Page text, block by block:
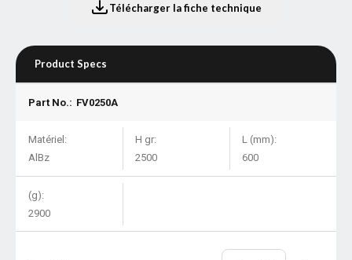
Télécharger la fiche technique
Product Specs
Part No.: FV0250A
Matériel:
AlBz
H gr:
2500
L (mm):
600
(g):
2900